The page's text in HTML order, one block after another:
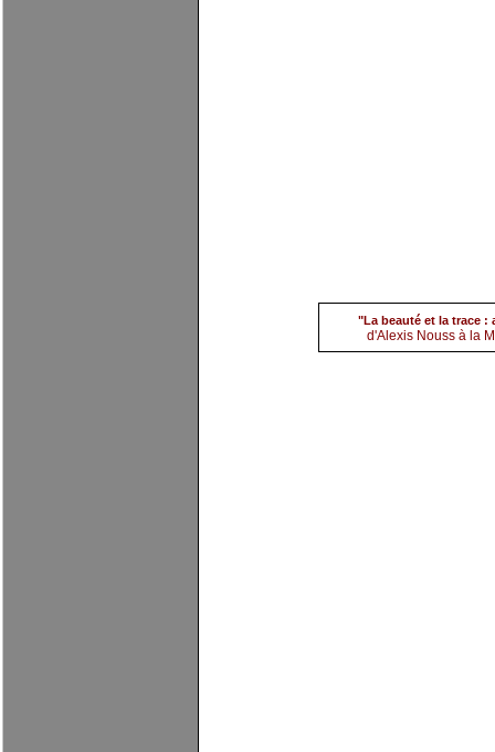
(7) Alexis Nouss par
"La beauté et la trace :
d'Alexis Nouss à la